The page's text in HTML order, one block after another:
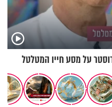
על מסע חייו המטלטל